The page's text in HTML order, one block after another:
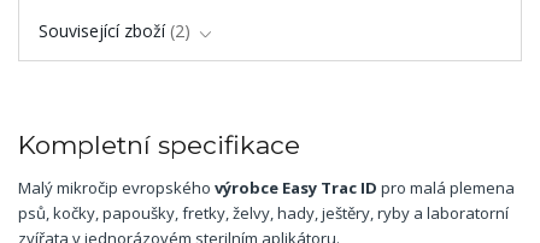
Související zboží 2
Kompletní specifikace
Malý mikročip evropského výrobce Easy Trac ID pro malá plemena
psů, kočky, papoušky, fretky, želvy, hady, ještěry, ryby a laboratorní
zvířata v jednorázovém sterilním aplikátoru.